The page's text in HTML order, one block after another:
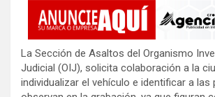
La Sección de Asaltos del Organismo
Judicial (OIJ), solicita colaboración a la
individualizar el vehículo e identificar a las